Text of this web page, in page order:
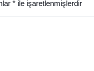
* ile işaretlenmişlerdir